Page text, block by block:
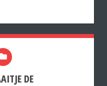
DE